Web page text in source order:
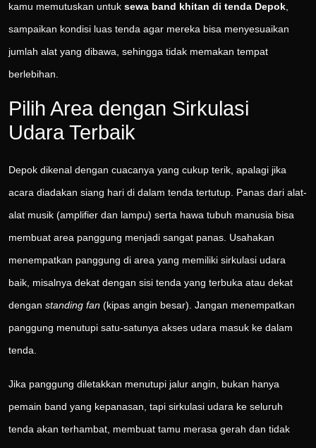
kamu memutuskan untuk sewa band khitan di tenda Depok
sampaikan kondisi luas tenda agar mereka bisa menyesuaikan
jumlah alat yang dibawa, sehingga tidak memakan tempat
berlebihan.
Pilih Area dengan Sirkulasi
Udara Terbaik
Depok dikenal dengan cuacanya yang cukup terik, apalagi jika
acara diadakan siang hari di dalam tenda tertutup. Panas dari alat-
alat musik (amplifier dan lampu) serta hawa tubuh manusia bisa
membuat area panggung menjadi sangat panas. Usahakan
menempatkan panggung di area yang memiliki sirkulasi udara
baik, misalnya dekat dengan sisi tenda yang terbuka atau dekat
dengan standing fan (kipas angin besar). Jangan menempatkan
panggung menutupi satu-satunya akses udara masuk ke dalam
tenda.
Jika panggung diletakkan menutupi jalur angin, bukan hanya
pemain band yang kepanasan, tapi sirkulasi udara ke seluruh
tenda akan terhambat, membuat tamu merasa gerah dan tidak